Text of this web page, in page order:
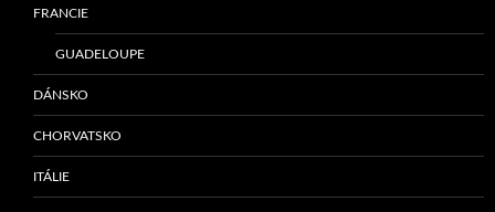
FRANCIE
GUADELOUPE
DÁNSKO
CHORVATSKO
ITÁLIE